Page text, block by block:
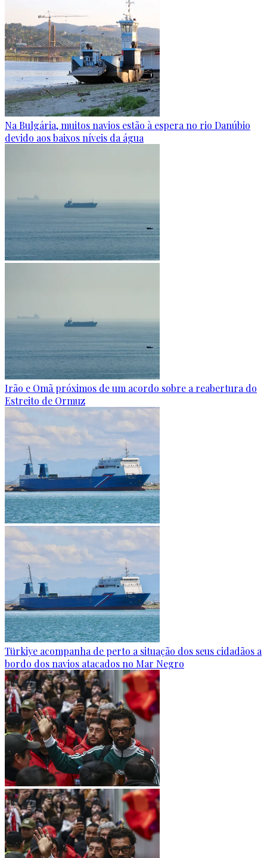
Na Bulgária, muitos navios estão à espera no rio Danúbio
devido aos baixos níveis da água
Irão e Omã próximos de um acordo sobre a reabertura do
Estreito de Ormuz
Türkiye acompanha de perto a situação dos seus cidadãos a
bordo dos navios atacados no Mar Negro